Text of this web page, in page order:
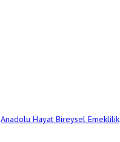
Anadolu Hayat Bireysel Emeklilik